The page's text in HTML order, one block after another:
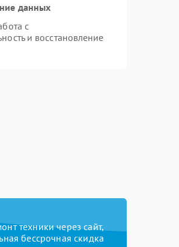
данных
с
и восстановление
техники через сайт,
бессрочная скидка